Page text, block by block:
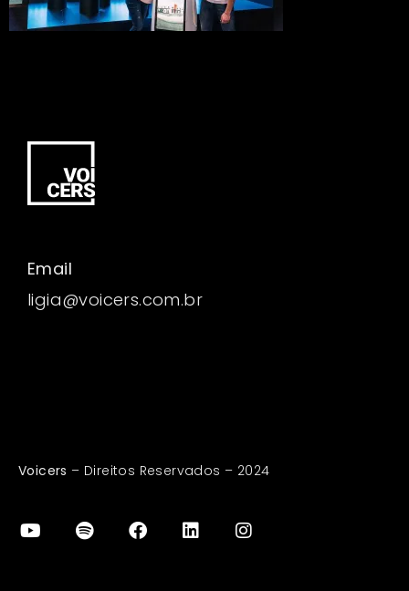
Email
ligia@voicers.com.br
Voicers – Direitos Reservados – 2024